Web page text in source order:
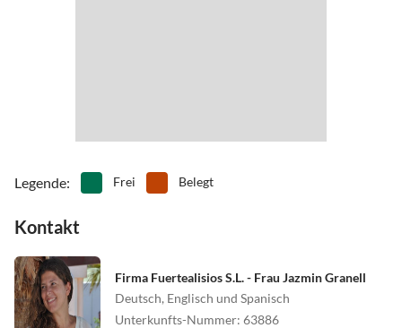
Legende: Frei Belegt
Kontakt
Firma Fuertealisios S.L. - Frau Jazmin Granell
Deutsch, Englisch und Spanisch
Unterkunfts-Nummer: 63886